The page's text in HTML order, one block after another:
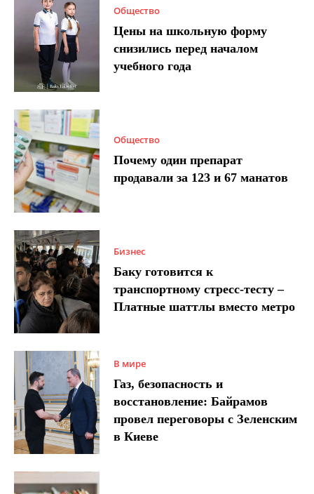
Общество
Цены на школьную форму
снизились перед началом
учебного года
Общество
Почему один препарат
продавали за 123 и 67 манатов
Бизнес
Баку готовится к
транспортному стресс-тесту –
Платные шаттлы вместо метро
В мире
Газ, безопасность и
восстановление: Байрамов
провел переговоры с Зеленским
в Киеве